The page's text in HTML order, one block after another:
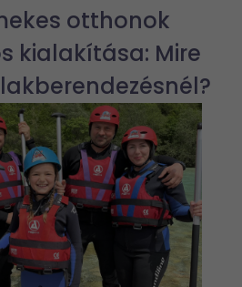
otthonok
kialakítása: Mire